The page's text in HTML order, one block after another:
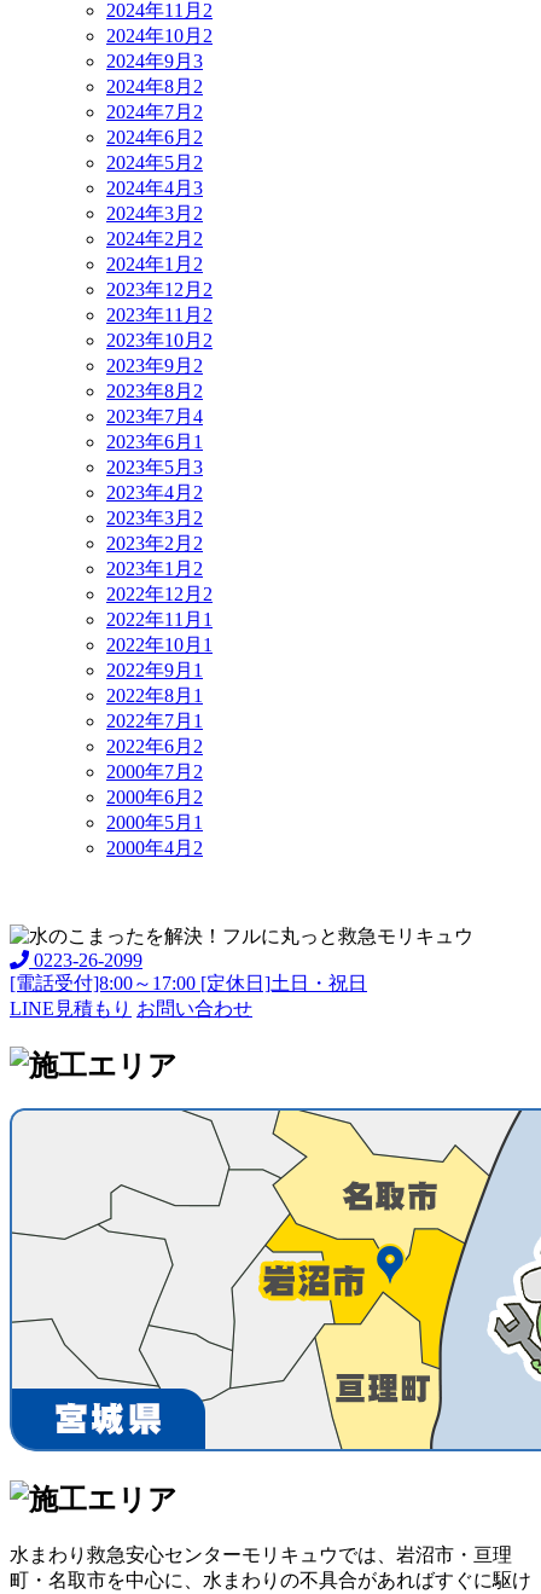
2024年11月 2
2024年10月 2
2024年9月 3
2024年8月 2
2024年7月 2
2024年6月 2
2024年5月 2
2024年4月 3
2024年3月 2
2024年2月 2
2024年1月 2
2023年12月 2
2023年11月 2
2023年10月 2
2023年9月 2
2023年8月 2
2023年7月 4
2023年6月 1
2023年5月 3
2023年4月 2
2023年3月 2
2023年2月 2
2023年1月 2
2022年12月 2
2022年11月 1
2022年10月 1
2022年9月 1
2022年8月 1
2022年7月 1
2022年6月 2
2000年7月 2
2000年6月 2
2000年5月 1
2000年4月 2
0223-26-2099
[電話受付]8:00～17:00 [定休日]土日・祝日
LINE見積もり お問い合わせ
水まわり救急安心センターモリキュウでは、岩沼市・亘理
町・名取市を中心に、水まわりの不具合があればすぐに駆け